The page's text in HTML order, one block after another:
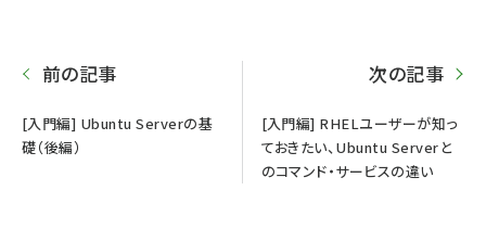
前の記事
[入門編] Ubuntu Serverの基
礎（後編）
次の記事
[入門編] RHELユーザーが知っ
ておきたい、Ubuntu Serverと
のコマンド・サービスの違い